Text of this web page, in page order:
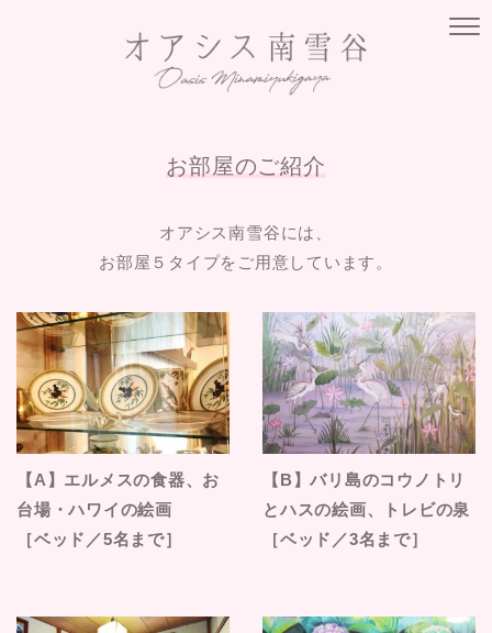
お部屋のご紹介
オアシス南雪谷には、
お部屋５タイプをご用意しています。
【A】エルメスの食器、お
台場・ハワイの絵画
［ベッド／5名まで］
【B】バリ島のコウノトリ
とハスの絵画、トレビの泉
［ベッド／3名まで］